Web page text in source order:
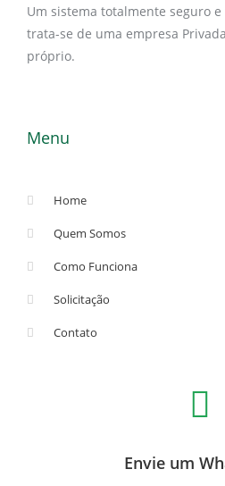
Um sistema totalmente seguro
trata-se de uma empresa
próprio.
Menu
Home
Quem Somos
Como Funciona
Solicitação
Contato
Envie um